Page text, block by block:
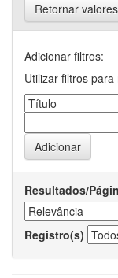
Retornar valores
Adicionar filtros:
Utilizar filtros
Resultados/
Registro(s)